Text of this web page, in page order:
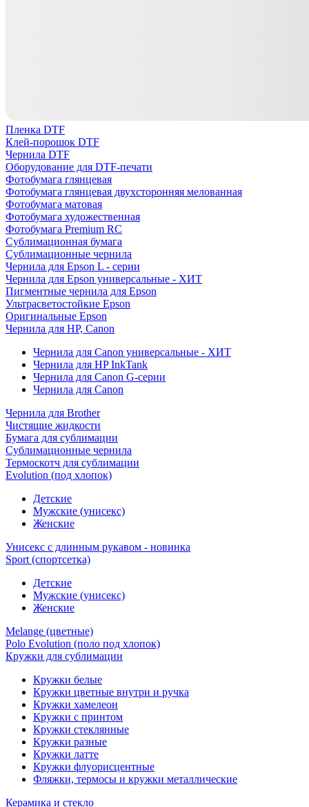
Пленка DTF
Клей-порошок DTF
Чернила DTF
Оборудование для DTF-печати
Фотобумага глянцевая
Фотобумага глянцевая двухсторонняя мелованная
Фотобумага матовая
Фотобумага художественная
Фотобумага Premium RC
Сублимационная бумага
Сублимационные чернила
Чернила для Epson L - серии
Чернила для Epson универсальные - ХИТ
Пигментные чернила для Epson
Ультрасветостойкие Epson
Оригинальные Epson
Чернила для HP, Canon
Чернила для Canon универсальные - ХИТ
Чернила для HP InkTank
Чернила для Canon G-серии
Чернила для Canon
Чернила для Brother
Чистящие жидкости
Бумага для сублимации
Сублимационные чернила
Термоскотч для сублимации
Evolution (под хлопок)
Детские
Мужские (унисекс)
Женские
Унисекс с длинным рукавом - новинка
Sport (спортсетка)
Детские
Мужские (унисекс)
Женские
Melange (цветные)
Polo Evolution (поло под хлопок)
Кружки для сублимации
Кружки белые
Кружки цветные внутри и ручка
Кружки хамелеон
Кружки c принтом
Кружки стеклянные
Кружки разные
Кружки латте
Кружки флуорисцентные
Фляжки, термосы и кружки металлические
Керамика и стекло